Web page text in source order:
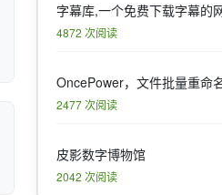
字幕库,一个免费下载字幕的网
4872 次阅读
OncePower，文件批量重命
2477 次阅读
皮影数字博物馆
2042 次阅读